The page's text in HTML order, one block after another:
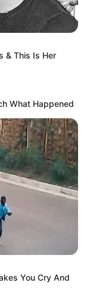
forint közötti
pluszemelés
szerint ez az
csomagja
mikor
& This Is Her
What Happened
You Cry And